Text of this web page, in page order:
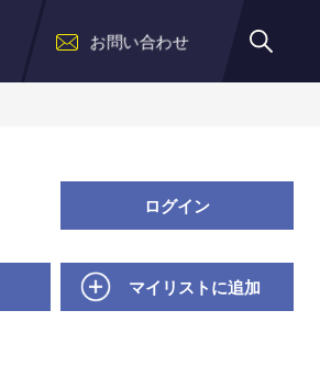
お問い合わせ
ログイン
マイリストに追加